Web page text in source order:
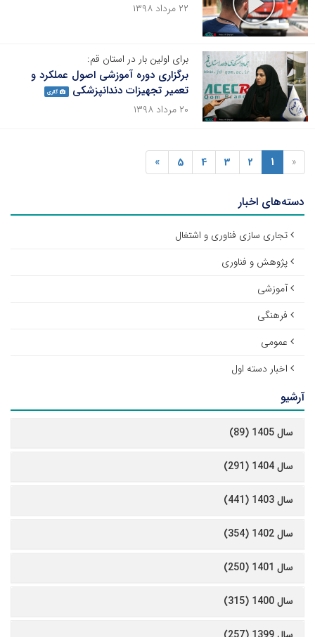
۲۲ مرداد ۱۳۹۸
برای اولین بار در استان قم:
برگزاری دوره آموزشی اصول عملکرد و
تعمیر تجهیزات دندانپزشکی
گالری
۲۰ مرداد ۱۳۹۸
«
1
2
3
4
5
»
دسته‌های اخبار
تجاری سازی فناوری و اشتغال
پژوهش و فناوری
آموزشی
فرهنگی
عمومی
اخبار دسته اول
آرشیو
سال 1405 (89)
سال 1404 (291)
سال 1403 (441)
سال 1402 (354)
سال 1401 (250)
سال 1400 (315)